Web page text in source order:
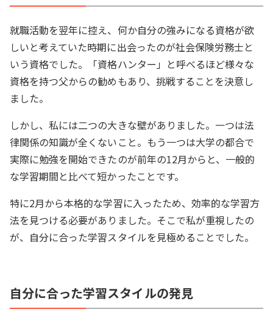
就職活動を翌年に控え、何か自分の強みになる資格が欲
しいと考えていた時期に出会ったのが社会保険労務士と
いう資格でした。「資格ハンター」と呼べるほど様々な
資格を持つ父からの勧めもあり、挑戦することを決意し
ました。
しかし、私には二つの大きな壁がありました。一つは法
律関係の知識が全くないこと。もう一つは大学の都合で
実際に勉強を開始できたのが前年の12月からと、一般的
な学習期間と比べて短かったことです。
特に2月から本格的な学習に入ったため、効率的な学習方
法を見つける必要がありました。そこで私が重視したの
が、自分に合った学習スタイルを見極めることでした。
自分に合った学習スタイルの発見